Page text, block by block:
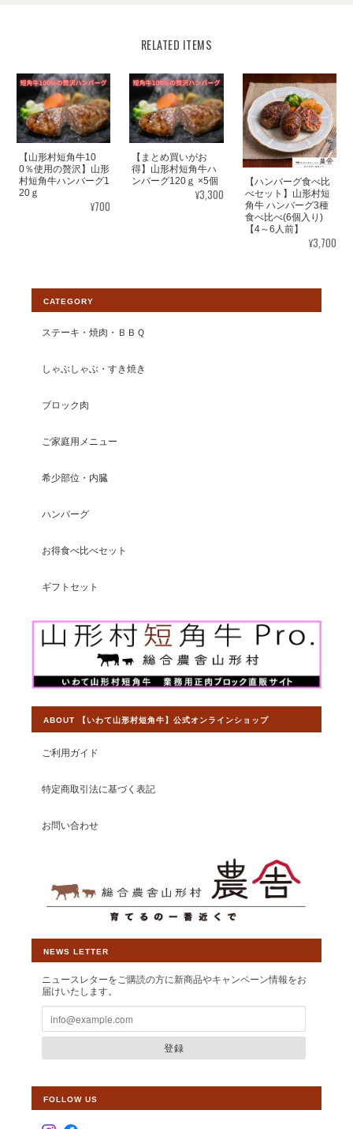
【焼肉単品】山形村短角牛 赤身200ｇ(3mmスライス)【1〜2人前】
2026/08/03
赤身で臭みもなくいつもお塩だけで、アッサリ頂けるし肉の味が
大好きで、いつも美味しく頂いてます。 暑い中いつも、山形牛を
育ててありがとうございます。出会えて大変嬉しく思ってます。
この度は素敵なレビューをいただきまし
て大変光栄です。塩コショウでのお召し
今後ともより一層皆様から選ばれるショ
あったのでよく焼いた方がいいかも。 どちらもさっぱりしてい
て、美味しかったです。
て大変光栄です。赤身の旨味には自信を
持ってご提供しておりますので、残りの
ら選ばれるショップとして運営して参り
2026/06/28
肉とっても美味しく頂きました。今回、子供達にも食べさせたく
て2度目注文しました。届くのが楽しみです。
この度は素敵なレビューをいただきまし
誠にありがとうございます。しゃぶしゃ
RELATED ITEMS
【山形村短角牛10
0％使用の贅沢】山形
村短角牛ハンバーグ1
20ｇ
¥700
【まとめ買いがお
得】山形村短角牛ハ
ンバーグ120ｇ ×5個
¥3,300
【ハンバーグ食べ比
べセット】山形村短
角牛 ハンバーグ3種
食べ比べ(6個入り)
【4～6人前】
¥3,700
CATEGORY
ステーキ・焼肉・ＢＢＱ
しゃぶしゃぶ・すき焼き
ブロック肉
ご家庭用メニュー
希少部位・内臓
ハンバーグ
お得食べ比べセット
ギフトセット
ABOUT 【いわて山形村短角牛】公式オンラインショップ
ご利用ガイド
特定商取引法に基づく表記
お問い合わせ
NEWS LETTER
ニュースレターをご購読の方に新商品やキャンペーン情報をお
届けいたします。
登録
FOLLOW US